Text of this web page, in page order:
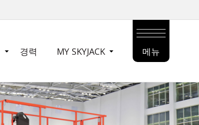
경력 MY SKYJACK
MAIN
MENU
메뉴